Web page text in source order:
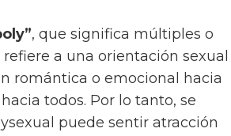
, que significa múltiples o
a una orientación sexual
romántica o emocional hacia
todos. Por lo tanto, se
puede sentir atracción